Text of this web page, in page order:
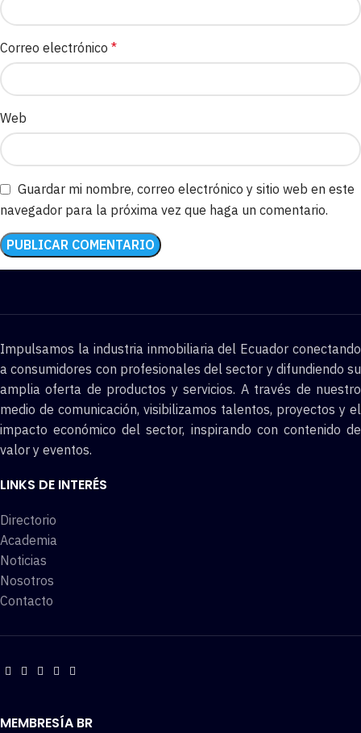
Correo electrónico *
Web
Guardar mi nombre, correo electrónico y sitio web en este
navegador para la próxima vez que haga un comentario.
Impulsamos la industria inmobiliaria del Ecuador conectando
a consumidores con profesionales del sector y difundiendo su
amplia oferta de productos y servicios. A través de nuestro
medio de comunicación, visibilizamos talentos, proyectos y el
impacto económico del sector, inspirando con contenido de
valor y eventos.
LINKS DE INTERÉS
Directorio
Academia
Noticias
Nosotros
Contacto
MEMBRESÍA BR